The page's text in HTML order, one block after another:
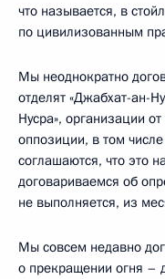
что называется, в
по цивилизованным
Мы неоднократно
отделят «Джабхат-ан-
Нусра», организации
оппозиции, в том
соглашаются, что это
договариваемся об
не выполняется, из
Мы совсем недавно
о прекращении огня –